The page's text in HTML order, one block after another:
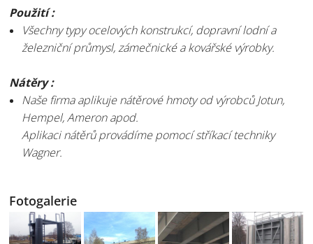
Použití :
Všechny typy ocelových konstrukcí, dopravní lodní a
železniční průmysl, zámečnické a kovářské výrobky.
Nátěry :
Naše firma aplikuje nátěrové hmoty od výrobců Jotun,
Hempel, Ameron apod.
Aplikaci nátěrů provádíme pomocí stříkací techniky
Wagner.
Fotogalerie